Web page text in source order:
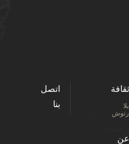
ثقافة
بلا
رتوش
عن
اتصل
بنا